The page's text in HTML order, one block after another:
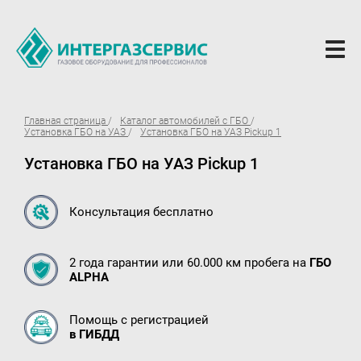
О компании
ГБО Alpha
Вопросы и ответы
Вакансии
Документы компании
Партнёрам
Главная страница
Каталог автомобилей с ГБО
Установка ГБО на УАЗ
Установка ГБО на УАЗ Pickup 1
Установка ГБО на УАЗ Pickup 1
Консультация бесплатно
2 года гарантии или 60.000 км пробега на ГБО
ALPHA
Помощь с регистрацией
в ГИБДД